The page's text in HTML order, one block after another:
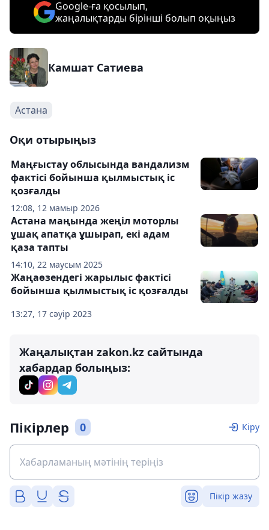
Google-ға қосылып,
жаңалықтарды бірінші болып оқыңыз
Камшат Сатиева
Астана
Оқи отырыңыз
12:08, 12 мамыр 2026
Маңғыстау облысында вандализм
фактісі бойынша қылмыстық іс
қозғалды
14:10, 22 маусым 2025
Астана маңында жеңіл моторлы
ұшақ апатқа ұшырап, екі адам
қаза тапты
13:27, 17 сәуір 2023
Жаңаөзендегі жарылыс фактісі
бойынша қылмыстық іс қозғалды
Жаңалықтан zakon.kz сайтында
хабардар болыңыз:
Пікірлер 0 Кіру
Пікір жазу